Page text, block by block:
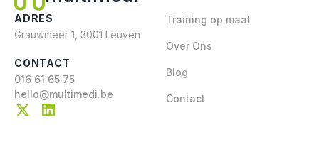
ADRES
Grauwmeer 1, 3001 Leuven
CONTACT
016 61 65 75
hello@multimedi.be
Training op maat
Over Ons
Blog
Contact